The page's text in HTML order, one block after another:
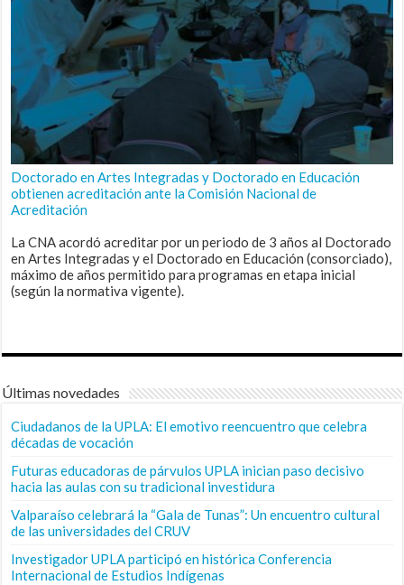
Doctorado en Artes Integradas y Doctorado en Educación
obtienen acreditación ante la Comisión Nacional de
Acreditación
La CNA acordó acreditar por un periodo de 3 años al Doctorado
en Artes Integradas y el Doctorado en Educación (consorciado),
máximo de años permitido para programas en etapa inicial
(según la normativa vigente).
Últimas novedades
Ciudadanos de la UPLA: El emotivo reencuentro que celebra
décadas de vocación
Futuras educadoras de párvulos UPLA inician paso decisivo
hacia las aulas con su tradicional investidura
Valparaíso celebrará la “Gala de Tunas”: Un encuentro cultural
de las universidades del CRUV
Investigador UPLA participó en histórica Conferencia
Internacional de Estudios Indígenas